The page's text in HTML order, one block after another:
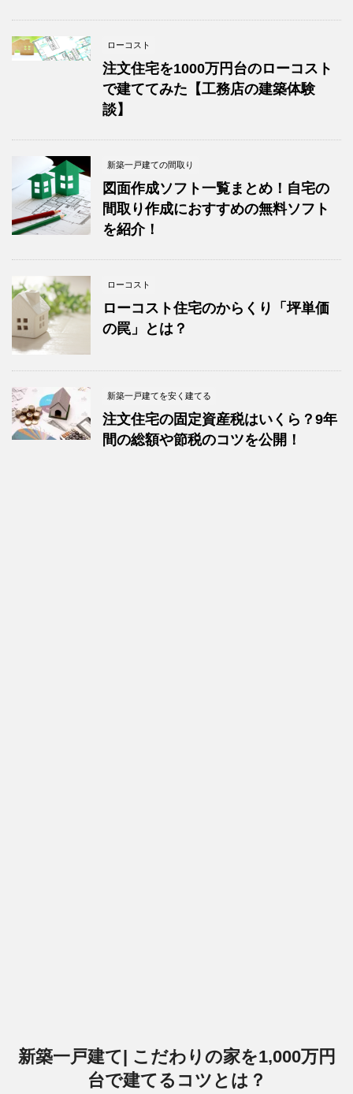
ローコスト
注文住宅を1000万円台のローコスト
で建ててみた【工務店の建築体験
談】
新築一戸建ての間取り
図面作成ソフト一覧まとめ！自宅の
間取り作成におすすめの無料ソフト
を紹介！
ローコスト
ローコスト住宅のからくり「坪単価
の罠」とは？
新築一戸建てを安く建てる
注文住宅の固定資産税はいくら？9年
間の総額や節税のコツを公開！
新築一戸建て| こだわりの家を1,000万円
台で建てるコツとは？